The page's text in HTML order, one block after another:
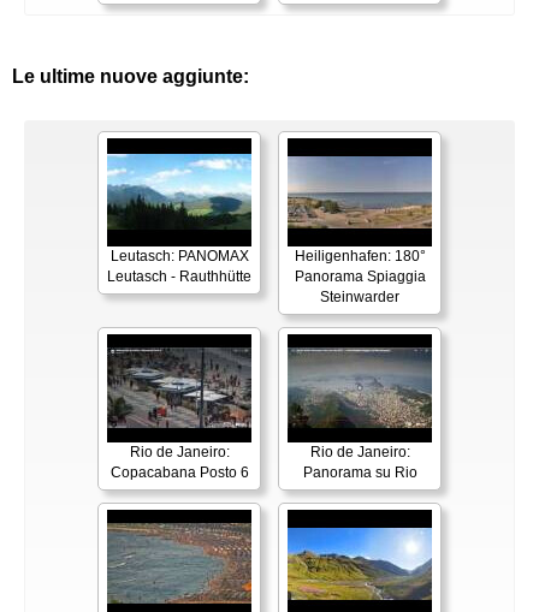
Le ultime nuove aggiunte:
Leutasch: PANOMAX
Leutasch - Rauthhütte
Heiligenhafen: 180°
Panorama Spiaggia
Steinwarder
Rio de Janeiro:
Copacabana Posto 6
Rio de Janeiro:
Panorama su Rio